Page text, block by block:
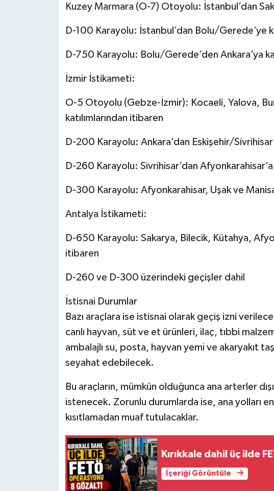
Kuzey Marmara (O-7) Otoyolu: İstanbul’dan
D-100 Karayolu: İstanbul’dan Bolu/Gerede’ye
D-750 Karayolu: Bolu/Gerede’den Ankara’ya
İzmir İstikameti:
O-5 Otoyolu (Gebze-İzmir): Kocaeli, Yalova,
katılımlarından itibaren
D-200 Karayolu: Ankara’dan Eskişehir/
D-260 Karayolu: Sivrihisar’dan
D-300 Karayolu: Afyonkarahisar, Uşak ve
Antalya İstikameti:
D-650 Karayolu: Sakarya, Bilecik, Kütahya,
itibaren
D-260 ve D-300 üzerindeki geçişler dahil
İstisnai Durumlar
Bazı araçlara ise istisnai olarak geçiş izni
canlı hayvan, süt ve et ürünleri, ilaç, tıbbi
ambalajlı su, posta, hayvan yemi ve akaryakıt
seyahat edebilecek.
Bu araçların, mümkün olduğunca ana arterler
istenecek. Zorunlu durumlarda ise, ana yolları en
kısıtlamadan muaf tutulacaklar.
Kırıkkale dahil üç ilde
İçeriği Görüntüle